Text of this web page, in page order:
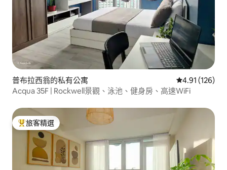
普布拉西翁的私有公寓 從 126 則評價
4.91 (126)
Acqua 35F | Rockwell景觀、泳池、健身房、高速WiFi
旅客精選榜首
旅客精選